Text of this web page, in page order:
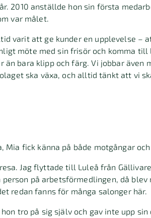
2010 anställde hon sin första
var målet.
varit att ge kunder en upplevelse –
möte med sin frisör och komma till
bara klipp och färg. Vi jobbar även
ska växa, och alltid tänkt att vi
fick känna på både motgångar
Jag flyttade till Luleå från
person på arbetsförmedlingen, då
redan fanns för många salonger här.
tro på sig själv och gav inte upp